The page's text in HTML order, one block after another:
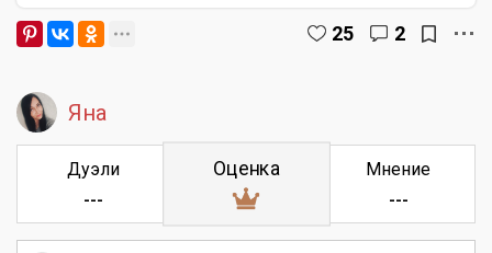
25 2
Яна
Дуэли
---
Оценка Мнение
---